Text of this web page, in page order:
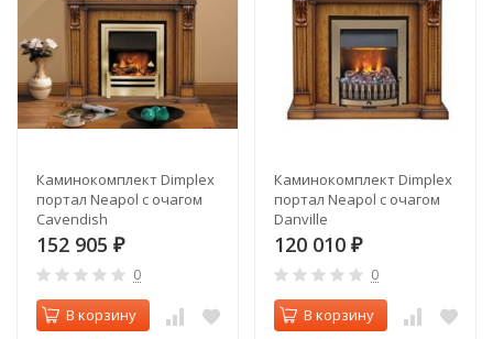
Каминокомплект Dimplex
портал Neapol с очагом
Cavendish
152 905 ₽
0
В корзину
Каминокомплект Dimplex
портал Neapol с очагом
Danville
120 010 ₽
0
В корзину